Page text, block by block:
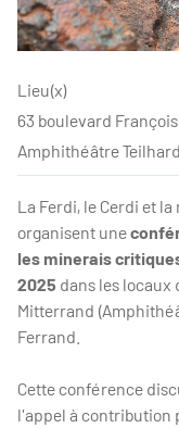
Lieu(x)
63 boulevard
Amphithéâtre
La Ferdi, le Cerdi et
organisent une
les minerais
2025 dans les locaux
Mitterrand
Ferrand.
Cette conférence
l'appel à contribution